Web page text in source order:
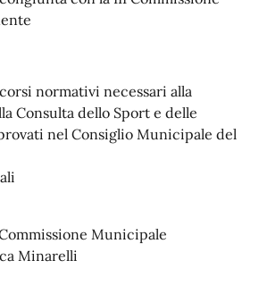
normativi necessari alla
Consulta dello Sport e delle
nel Consiglio Municipale del
Municipale